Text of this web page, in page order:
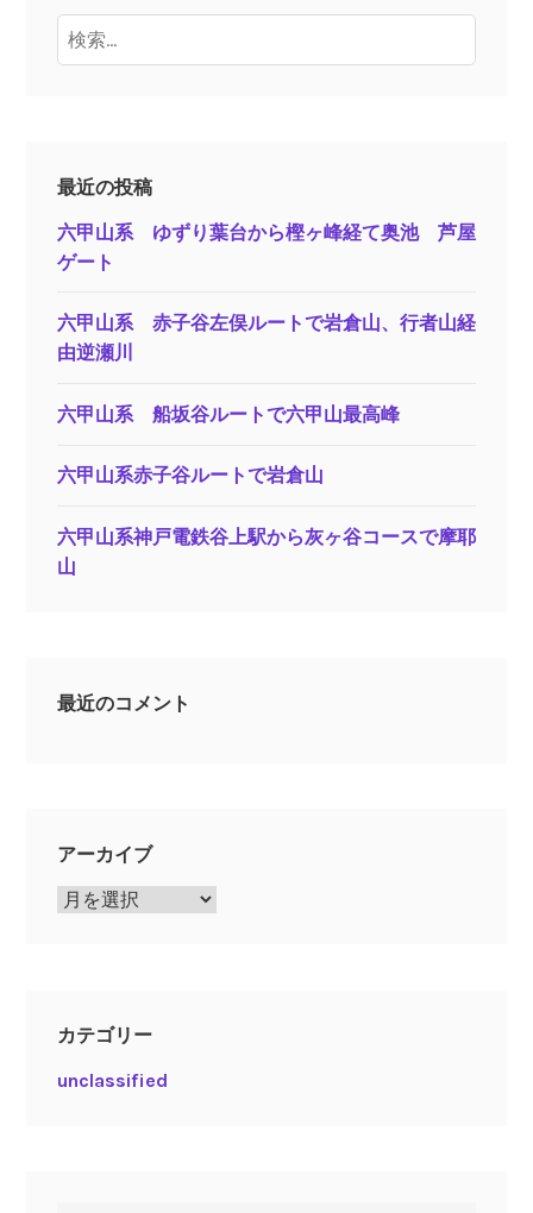
検
索:
最近の投稿
六甲山系 ゆずり葉台から樫ヶ峰経て奥池 芦屋
ゲート
六甲山系 赤子谷左俣ルートで岩倉山、行者山経
由逆瀬川
六甲山系 船坂谷ルートで六甲山最高峰
六甲山系赤子谷ルートで岩倉山
六甲山系神戸電鉄谷上駅から灰ヶ谷コースで摩耶
山
最近のコメント
アーカイブ
ア
カテゴリー
unclassified